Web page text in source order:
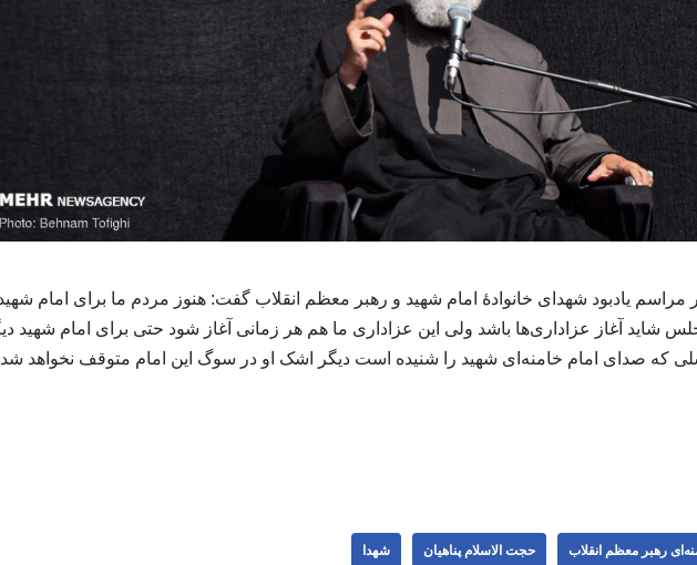
مراسم یادبود شهدای خانوادۀ امام شهید و رهبر معظم انقلاب گفت: هنوز مردم ما برای امام
شاید آغاز عزاداری‌ها باشد ولی این عزاداری ما هم هر زمانی آغاز شود حتی برای امام شهید
که صدای امام خامنه‌ای شهید را شنیده است دیگر اشک او در سوگ این امام متوقف نخواهد
رهبر معظم انقلاب حجت الاسلام پناهیان شهدا